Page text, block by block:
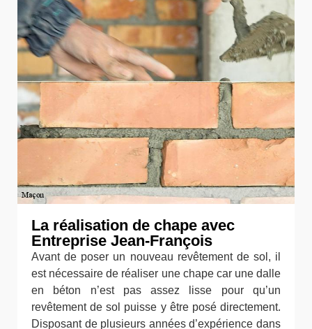
La réalisation de chape avec
Entreprise Jean-François
Avant de poser un nouveau revêtement de sol, il
est nécessaire de réaliser une chape car une dalle
en béton n’est pas assez lisse pour qu’un
revêtement de sol puisse y être posé directement.
Disposant de plusieurs années d’expérience dans